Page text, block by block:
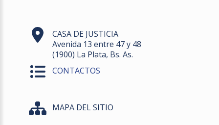
CASA DE JUSTICIA
Avenida 13 entre 47 y 48
(1900) La Plata, Bs. As.
CONTACTOS
MAPA DEL SITIO